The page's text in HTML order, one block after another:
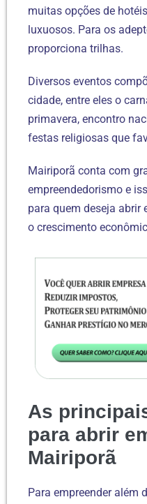
muitas opções de
luxuosos. Para os
proporciona trilhas.
Diversos eventos
cidade, entre eles o
primavera, encontro
festas religiosas que
Mairiporã conta com
empreendedorismo e
para quem deseja abrir
o crescimento
As
para abrir
Mairiporã
Para empreender além